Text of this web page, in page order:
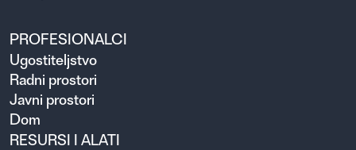
PROFESIONALCI
Ugosti­teljstvo
Radni prostori
Javni prostori
Dom
RESURSI I ALATI